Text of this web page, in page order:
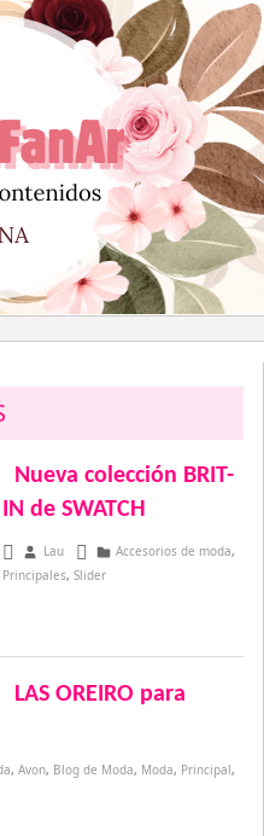
Nueva colección BRIT-
IN de SWATCH
febrero 25, 2018
Lau Accesorios de moda,
Principales, Slider
LAS OREIRO para
, Avon, Blog de Moda, Moda, Principal,